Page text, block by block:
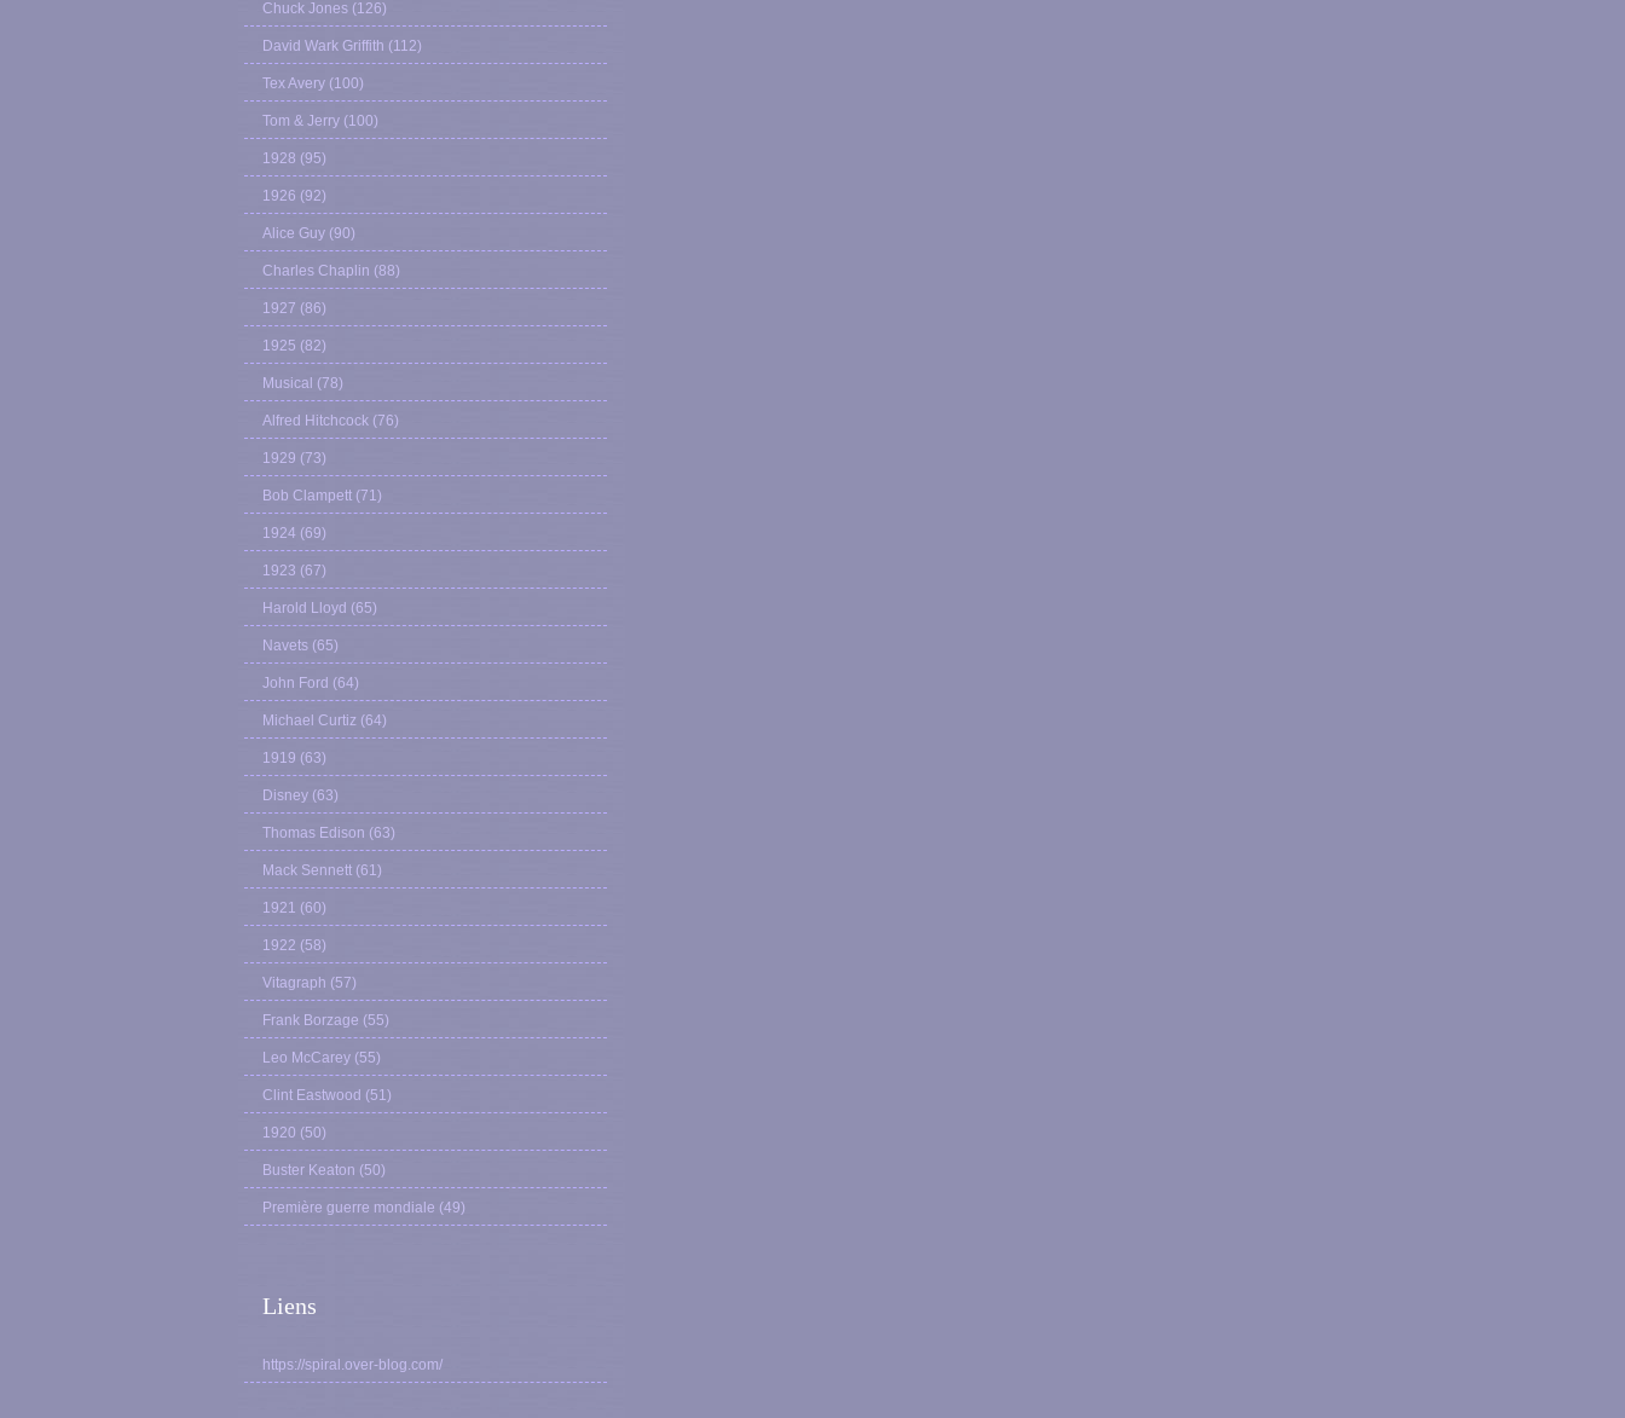
Chuck Jones (126)
David Wark Griffith (112)
Tex Avery (100)
Tom & Jerry (100)
1928 (95)
1926 (92)
Alice Guy (90)
Charles Chaplin (88)
1927 (86)
1925 (82)
Musical (78)
Alfred Hitchcock (76)
1929 (73)
Bob Clampett (71)
1924 (69)
1923 (67)
Harold Lloyd (65)
Navets (65)
John Ford (64)
Michael Curtiz (64)
1919 (63)
Disney (63)
Thomas Edison (63)
Mack Sennett (61)
1921 (60)
1922 (58)
Vitagraph (57)
Frank Borzage (55)
Leo McCarey (55)
Clint Eastwood (51)
1920 (50)
Buster Keaton (50)
Première guerre mondiale (49)
Liens
https://spiral.over-blog.com/